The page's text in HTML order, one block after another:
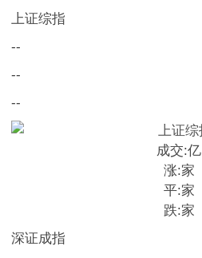
上证综指
--
--
--
成交:亿
涨:家
平:家
跌:家
深证成指